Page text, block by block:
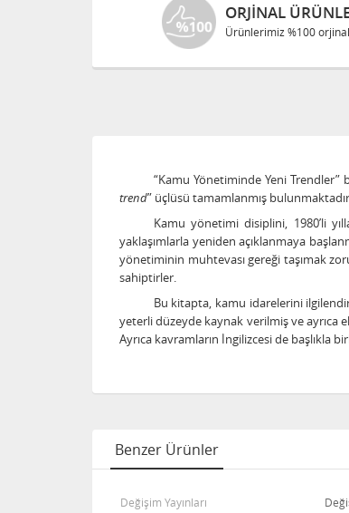
ORJINAL
Ürünlerimiz %100
“Kamu Yönetiminde Yeni Trendler”
trend” üçlüsü tamamlanmış
Kamu yönetimi disiplini, 1980’li
yaklaşımlarla yeniden açıklanmaya
yönetiminin muhtevası gereği taşımak
sahiptirler.
Bu kitapta, kamu idarelerini
yeterli düzeyde kaynak verilmiş ve ayrıca
Ayrıca kavramların İngilizcesi de başlıkla
Benzer Ürünler
Değişim Yayınları